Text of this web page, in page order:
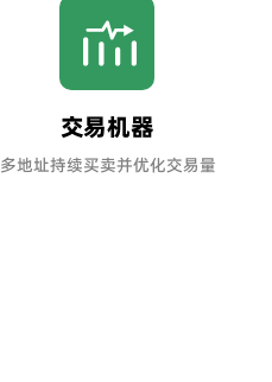
交易机器
多地址持续买卖并优化交易量